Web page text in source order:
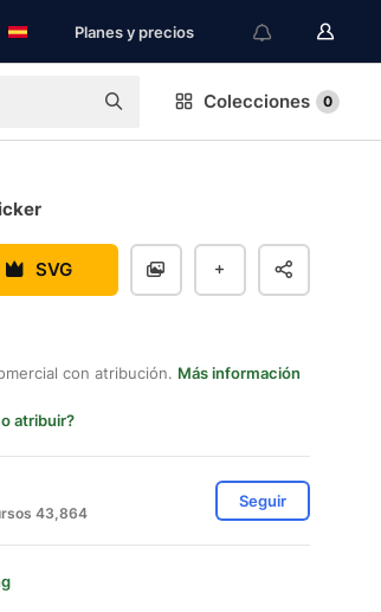
Planes y precios
Colecciones 0
SVG
con atribución. Más información
atribuir?
43,864
Seguir